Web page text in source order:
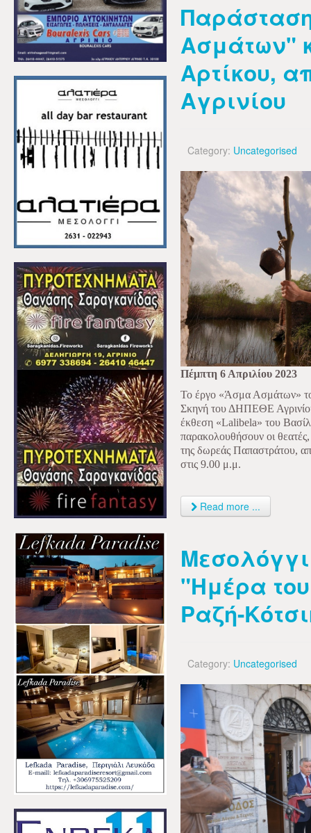
Ασμάτων"
Αρτίκου,
Αγρινίου
Category: Uncategorised
Πέμπτη 6 Απριλίου 2023
Το έργο «Άσμα Ασμάτων»
Σκηνή του ΔΗΠΕΘΕ
έκθεση «Lalibela» του
παρακολουθήσουν οι θεατές,
της δωρεάς Παπαστράτου,
στις 9.00 μ.μ.
Read more ...
"Ημέρα
Ραζή-
Category: Uncategorised